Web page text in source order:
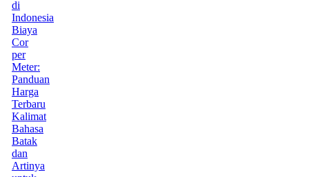
di
Indonesia
Biaya
Cor
per
Meter:
Panduan
Harga
Terbaru
Kalimat
Bahasa
Batak
dan
Artinya